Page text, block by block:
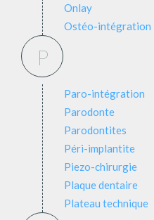
Onlay
Ostéo-intégration
P
Paro-intégration
Parodonte
Parodontites
Péri-implantite
Piezo-chirurgie
Plaque dentaire
Plateau technique